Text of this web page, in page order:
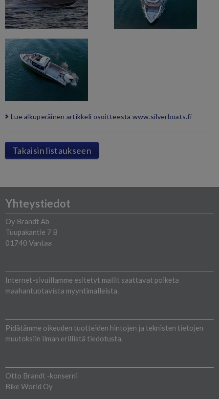
Lue alkuperäinen artikkeli osoitteesta www.silverboats.fi
Takaisin listaukseen
Yhteystiedot
Oy Brandt Ab
Tuupakantie 7 B
01740 Vantaa
Internet-sivuillamme esitetyt mallit saattavat poiketa
maahantuotavista myyntimalleista.
Pidätämme oikeuden tuotteiden hintojen ja teknisten tietojen
muutoksiin ilman erillistä tiedotusta.
Otto Brandt -konserni
Bike World Oy